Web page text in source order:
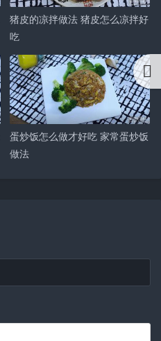
猪皮的凉拌做法 猪皮怎么凉拌好
吃
蛋炒饭怎么做才好吃 家常蛋炒饭
做法